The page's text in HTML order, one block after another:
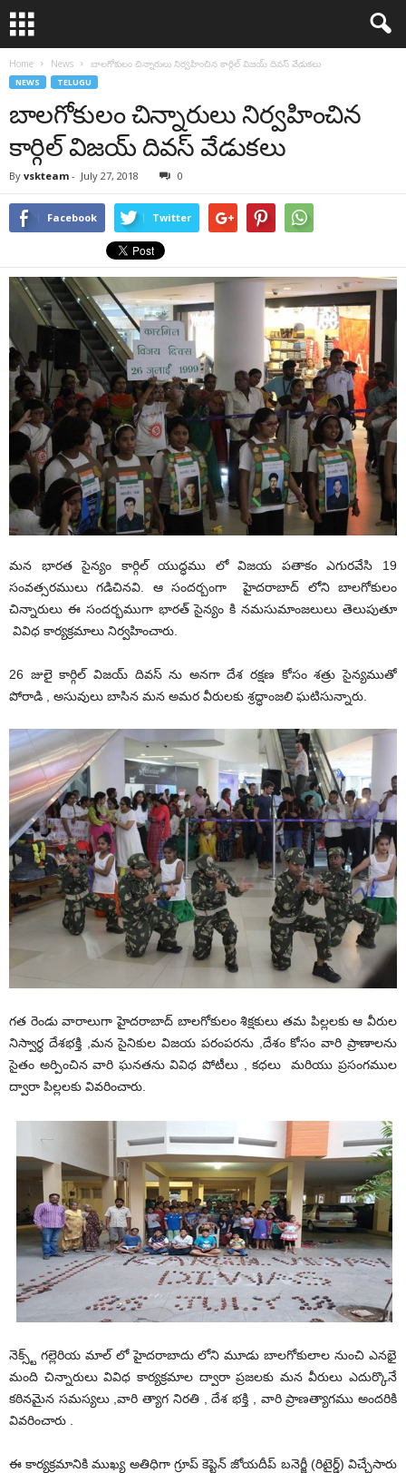
Home News బాలగోకులం చిన్నారులు నిర్వహించిన కార్గిల్ విజయ్ దివస్ వేడుకలు
NEWS TELUGU
బాలగోకులం చిన్నారులు నిర్వహించిన
కార్గిల్ విజయ్ దివస్ వేడుకలు
By vskteam - July 27, 2018 0
Facebook Twitter
మన భారత సైన్యం కార్గిల్ యుద్ధము లో విజయ పతాకం ఎగురవేసి 19
సంవత్సరములు గడిచినవి. ఆ సందర్బంగా హైదరాబాద్ లోని బాలగోకులం
చిన్నారులు ఈ సందర్భముగా భారత్ సైన్యం కి నమసుమాంజలులు తెలుపుతూ
వివిధ కార్యక్రమాలు నిర్వహించారు.
26 జులై కార్గిల్ విజయ్ దివస్ ను అనగా దేశ రక్షణ కోసం శత్రు సైన్యముతో
పోరాడి , అసువులు బాసిన మన అమర వీరులకు శ్రద్ధాంజలి ఘటిసున్నారు.
గత రెండు వారాలుగా హైదరాబాద్ బాలగోకులం శిక్షకులు తమ పిల్లలకు ఆ వీరుల
నిస్వార్ధ దేశభక్తి ,మన సైనికుల విజయ పరంపరను ,దేశం కోసం వారి ప్రాణాలను
సైతం అర్పించిన వారి ఘనతను వివిధ పోటీలు , కధలు మరియు ప్రసంగముల
ద్వారా పిల్లలకు వివరించారు.
నెక్స్ట్ గల్లెరియ మాల్ లో హైదరాబాదు లోని మూడు బాలగోకులాల నుంచి ఎనభై
మంది చిన్నారులు వివిధ కార్యక్రమాల ద్వారా ప్రజలకు మన వీరులు ఎదుర్కొనే
కఠినమైన సమస్యలు ,వారి త్యాగ నిరతి , దేశ భక్తి , వారి ప్రాణత్యాగము అందరికి
వివరించారు .
ఈ కార్యక్రమానికి ముఖ్య అతిధిగా గ్రూప్ కెప్టెన్ జోయదీప్ బనెర్జీ (రిటైర్డ్) విచ్చేసారు